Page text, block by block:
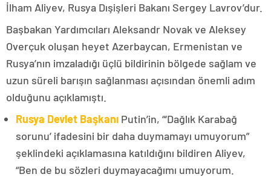
İlham Aliyev, Rusya Dışişleri Bakanı Sergey Lavrov’dur.
Başbakan Yardımcıları Aleksandr Novak ve Aleksey
Overçuk oluşan heyet Azerbaycan, Ermenistan ve
Rusya’nın imzaladığı üçlü bildirinin bölgede sağlam ve
uzun süreli barışın sağlanması açısından önemli adım
olduğunu açıklamıştı.
Rusya Devlet Başkanı Putin’in, “‘Dağlık Karabağ
sorunu’ ifadesini bir daha duymamayı umuyorum”
şeklindeki açıklamasına katıldığını bildiren Aliyev,
“Ben de bu sözleri duymayacağımı umuyorum.